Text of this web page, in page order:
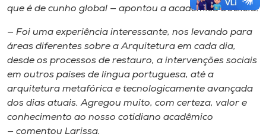
que é de cunho global​ ​— apontou a acadêmica Jociléia.
— ​F​oi uma experiência interessante, nos levando para
áreas diferentes sobre a​ A​rquitetura em cada dia,
desde os processos de restauro, a intervenções sociais
em outros países de língua portuguesa, até a
arquitetura metafórica e tecnologicamente avançada
dos dias atuais. Agregou muito, com certeza, valor e
conhecimento​ ao nosso cotidiano acadêmico​
— comentou Larissa.